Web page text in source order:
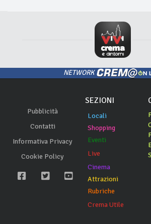
NETWORK
Pubblicità
Contatti
Informativa Privacy
Cookie Policy
SEZIONI
Locali
Shopping
Eventi
Live
Cinema
Attrazioni
Rubriche
Crema Utile